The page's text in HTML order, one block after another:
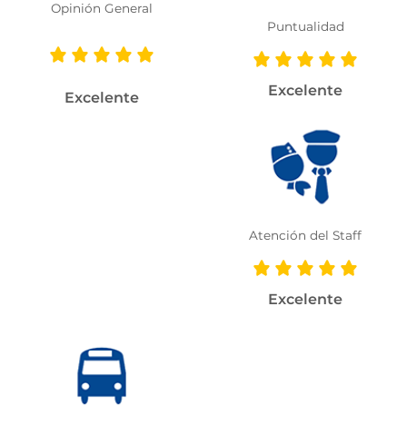
Opinión General
Excelente
Puntualidad
Excelente
Atención del Staff
Excelente